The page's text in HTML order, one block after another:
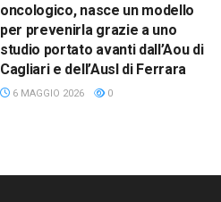
oncologico, nasce un modello
per prevenirla grazie a uno
studio portato avanti dall’Aou di
Cagliari e dell’Ausl di Ferrara
6 MAGGIO 2026 0